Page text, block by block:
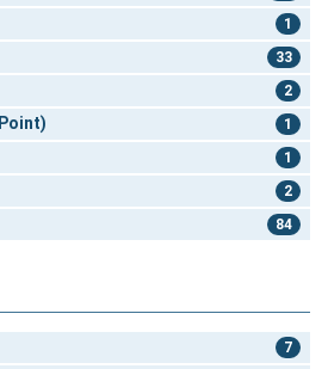
1
33
2
1
1
2
84
7